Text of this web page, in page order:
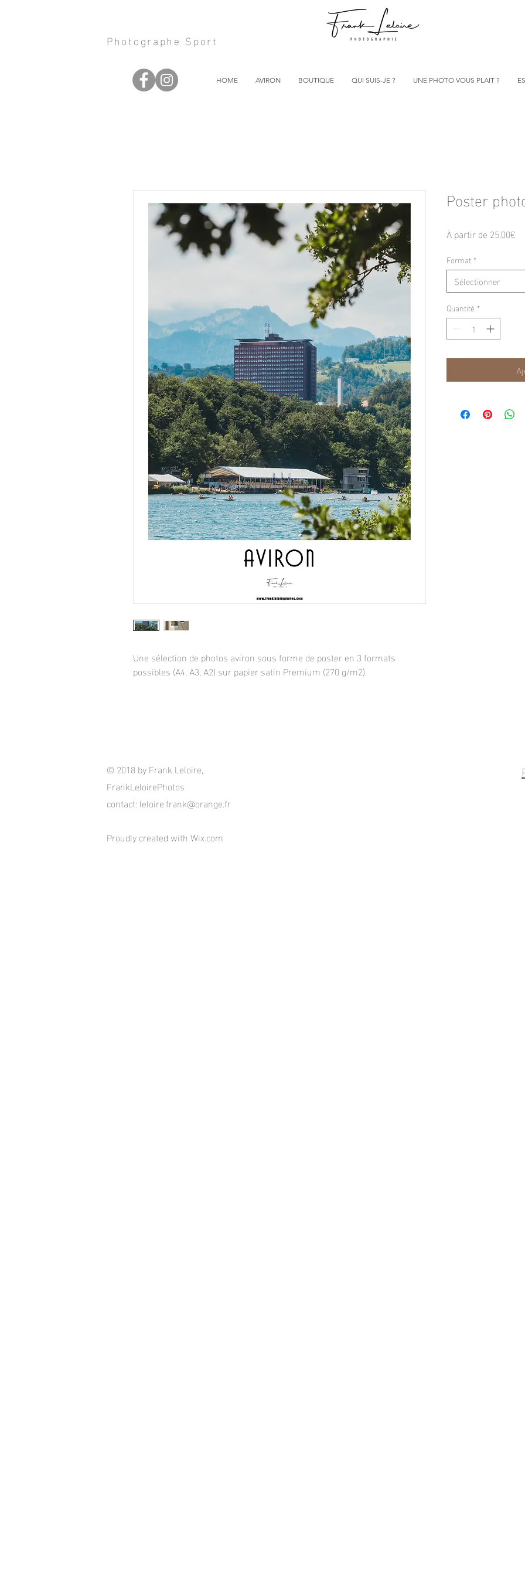
Photographe Sport
HOME AVIRON BOUTIQUE QUI SUIS-JE ? UNE PHOTO VOUS PLAIT ?
Une sélection de photos aviron sous forme de poster en 3 formats
possibles (A4, A3, A2) sur papier satin Premium (270 g/m2).
Poster
À partir de 25,00€Prix
Format *
Sélectionner
Quantité *
© 2018 by Frank Leloire,
FrankLeloirePhotos
contact: leloire.frank@orange.fr
Proudly created with Wix.com